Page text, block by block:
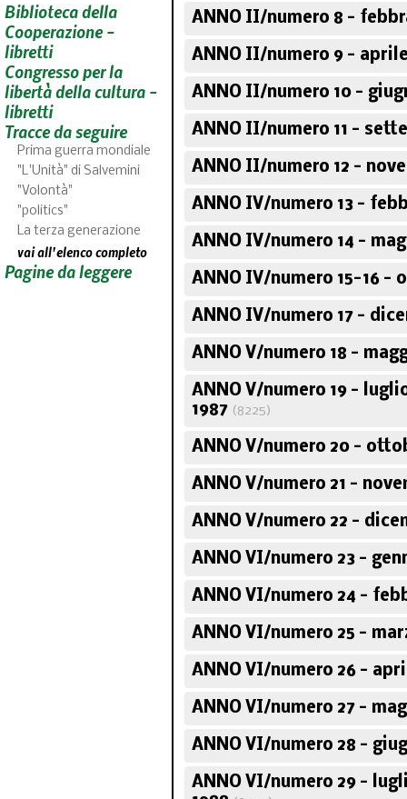
Biblioteca della
Cooperazione -
libretti
Congresso per la
libertà della cultura -
libretti
Tracce da seguire
Prima guerra mondiale
"L'Unità" di Salvemini
"Volontà"
"politics"
La terza generazione
vai all'elenco completo
Pagine da leggere
ANNO II/numero 8 -
ANNO II/numero 9 - aprile
ANNO II/numero 10 -
ANNO II/numero 11 -
ANNO II/numero 12 -
ANNO IV/numero 13 -
ANNO IV/numero 14 -
ANNO IV/numero 15-16 -
ANNO IV/numero 17 -
ANNO V/numero 18 -
ANNO V/numero 19 -
1987 (8225)
ANNO V/numero 20 -
ANNO V/numero 21 -
ANNO V/numero 22 -
ANNO VI/numero 23 -
ANNO VI/numero 24 -
ANNO VI/numero 25 -
ANNO VI/numero 26 -
ANNO VI/numero 27 -
ANNO VI/numero 28 -
ANNO VI/numero 29 -
ABC
46 fascicoli